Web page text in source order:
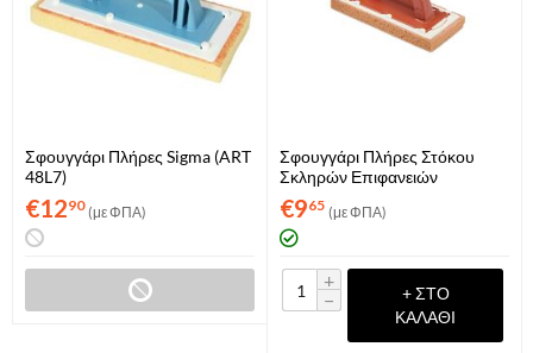
Σφουγγάρι Πλήρες Sigma (ART
48L7)
€1290 (με ΦΠΑ)
Σφουγγάρι Πλήρες Στόκου
Σκληρών Επιφανειών
Raimondi (ART. 217)
€965 (με ΦΠΑ)
+
−
+ ΣΤΟ
ΚΑΛΆΘΙ